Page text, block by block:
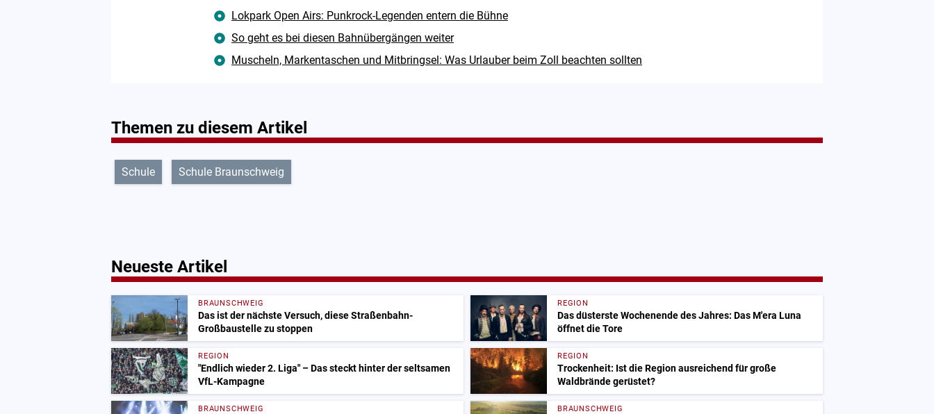
Lokpark Open Airs: Punkrock-Legenden entern die Bühne
So geht es bei diesen Bahnübergängen weiter
Muscheln, Markentaschen und Mitbringsel: Was Urlauber beim Zoll beachten sollten
Themen zu diesem Artikel
Schule Schule Braunschweig
Neueste Artikel
BRAUNSCHWEIG
Das ist der nächste Versuch, diese Straßenbahn-
Großbaustelle zu stoppen
REGION
Das düsterste Wochenende des Jahres: Das M'era Luna
öffnet die Tore
REGION
"Endlich wieder 2. Liga" – Das steckt hinter der seltsamen
VfL-Kampagne
REGION
Trockenheit: Ist die Region ausreichend für große
Waldbrände gerüstet?
BRAUNSCHWEIG BRAUNSCHWEIG